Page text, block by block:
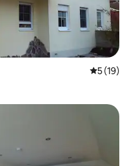
Vidējais
5 (19)